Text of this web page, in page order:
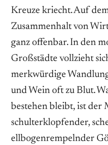
Kreuze kriecht. Auf
Zusammenhalt von
ganz offenbar. In den
Großstädte vollzieht
merkwürdige
und Wein oft zu Blut.
bestehen bleibt, ist der
schulterklopfender,
ellbogenrempelnder